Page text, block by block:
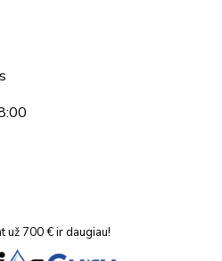
už 700 € ir daugiau!